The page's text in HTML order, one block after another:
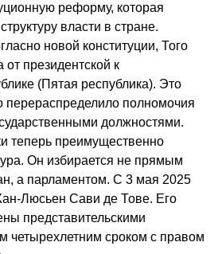
реформу, которая
власти в стране.
новой конституции, Того
президентской к
(Пятая республика). Это
перераспределило полномочия
должностями.
теперь преимущественно
Он избирается не прямым
а парламентом. С 3 мая 2025
Люсьен Сави де Тове. Его
представительскими
четырехлетним сроком с правом